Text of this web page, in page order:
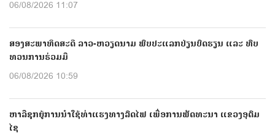
06/08/2026 11:07
ສອງສະພາທິດສະດີ ລາວ-ຫວຽດນາມ ພົບປະແລກປ່ຽນບົດຮຽນ ແລະ ທົບ
ທວນການຮ່ວມມື
06/08/2026 10:59
ຫາລືຊຸກຍູ້ການນຳໃຊ້ທ່າແຮງທາງລົດໄຟ ເພື່ອການພັດທະນາ ແຂວງອຸດົມ
ໄຊ